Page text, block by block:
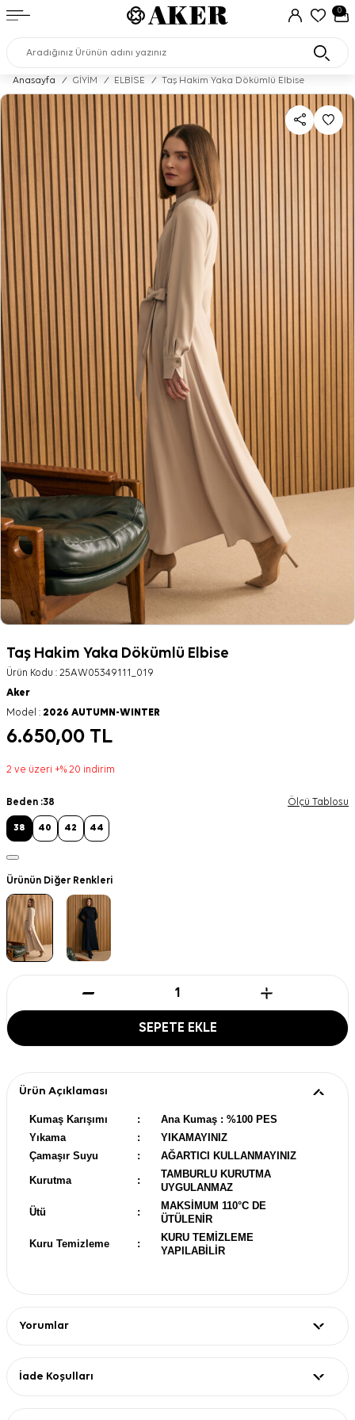
0
Anasayfa / GİYİM / ELBİSE / Taş Hakim Yaka Dökümlü Elbise
Taş Hakim Yaka Dökümlü Elbise
Ürün Kodu : 25AW05349111_019
Aker
Model : 2026 AUTUMN-WINTER
6.650,00 TL
2 ve üzeri +% 20 indirim
Beden :38 Ölçü Tablosu
38 40 42 44
Ürünün Diğer Renkleri
SEPETE EKLE
Ürün Açıklaması
Kumaş Karışımı :
Ana Kumaş : %100 PES
Yıkama
:
YIKAMAYINIZ
Çamaşır Suyu
: AĞARTICI KULLANMAYINIZ
Kurutma :
TAMBURLU KURUTMA
UYGULANMAZ
Ütü :
MAKSİMUM 110°C DE
ÜTÜLENİR
Kuru Temizleme :
KURU TEMİZLEME
YAPILABİLİR
Yorumlar
İade Koşulları